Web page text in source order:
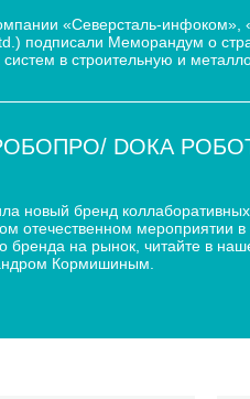
«Северсталь-
подписали Меморандум о
систем в строительную и
DOКА
новый бренд
отечественном мероприятии
бренда на рынок, читайте
Кормишиным.